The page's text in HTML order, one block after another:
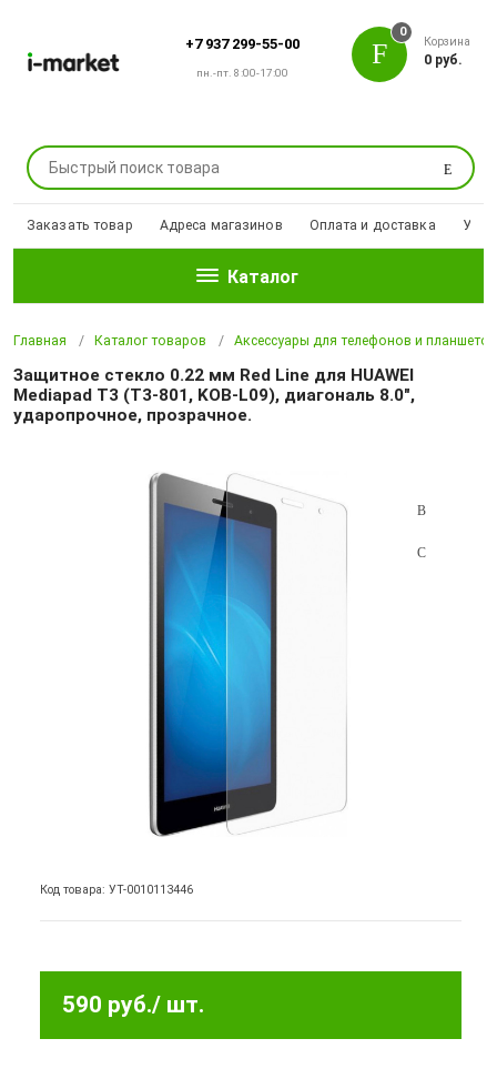
+7 937 299-55-00
пн.-пт. 8:00-17:00
Поиск
0
Корзина
0 руб.
Заказать товар Адреса магазинов Оплата и доставка
Каталог
Главная Каталог товаров Аксессуары для телефонов и планшетов
Защитное стекло 0.22 мм Red Line для HUAWEI
Mediapad T3 (T3-801, KOB-L09), диагональ 8.0",
ударопрочное, прозрачное.
Код товара: УТ-0010113446
590 руб./ шт.